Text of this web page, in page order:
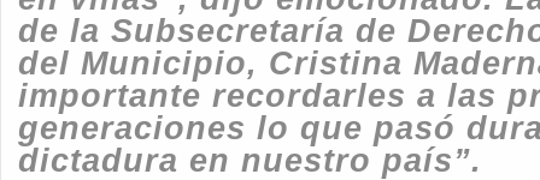
de la Subsecretaría de
del Municipio, Cristina
importante recordarles a las
generaciones lo que pasó
dictadura en nuestro país”.